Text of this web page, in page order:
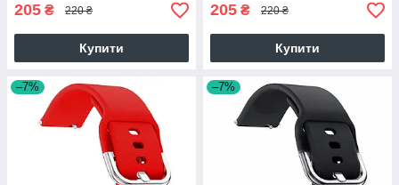
205 ₴ 220 ₴
Купити
205 ₴ 220 ₴
Купити
–7% –7%